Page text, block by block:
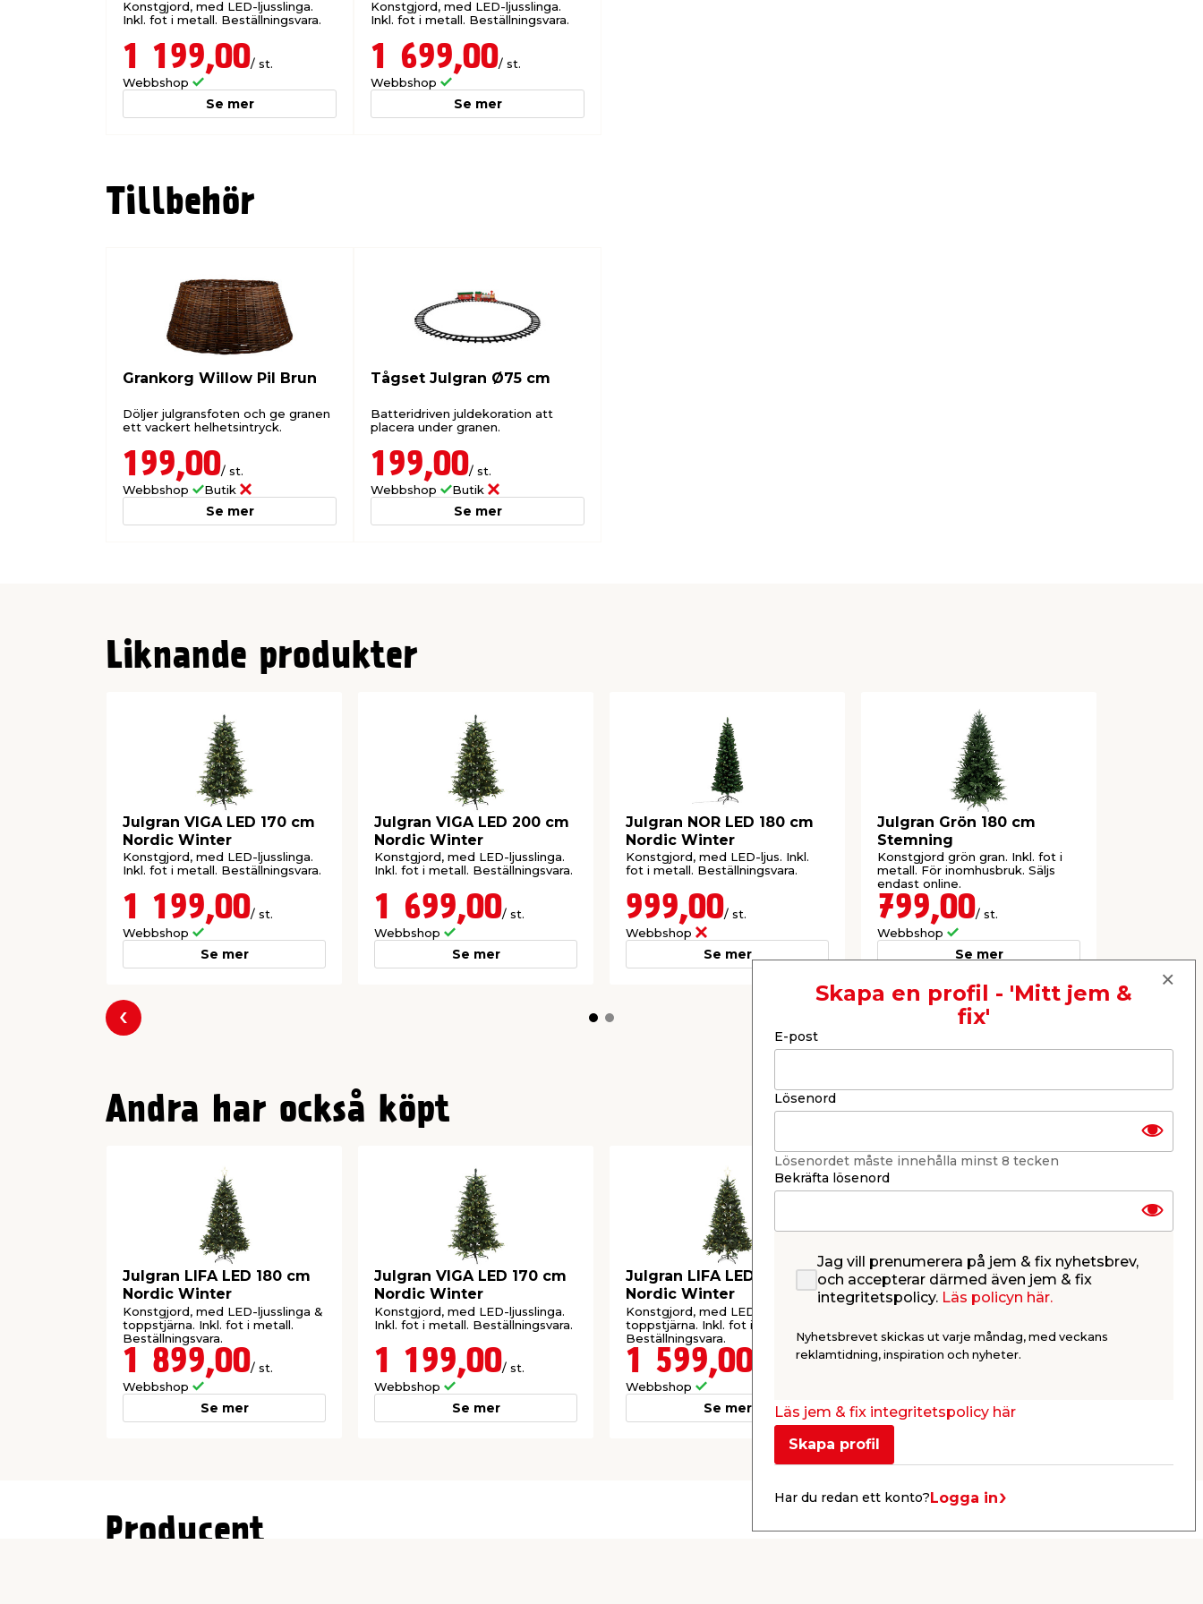
Användningsområde: Inomhus
Watt: 3,6W
Spänning: 230V
LED-lampor: 130 st
Färg: Grön
Antal grenar: 363 st
Konstgjord, med LED-ljusslinga.
Inkl. fot i metall. Beställningsvara.
1 199,00/ st.
Webbshop
Se mer
Konstgjord, med LED-ljusslinga.
Inkl. fot i metall. Beställningsvara.
1 699,00/ st.
Webbshop
Se mer
Tillbehör
Grankorg Willow Pil Brun
Döljer julgransfoten och ge granen
ett vackert helhetsintryck.
199,00/ st.
Webbshop
Butik
Se mer
Tågset Julgran Ø75 cm
Batteridriven juldekoration att
placera under granen.
199,00/ st.
Webbshop
Butik
Se mer
Liknande produkter
Julgran VIGA LED 170 cm
Nordic Winter
Konstgjord, med LED-ljusslinga.
Inkl. fot i metall. Beställningsvara.
1 199,00/ st.
Webbshop
Se mer
Julgran VIGA LED 200 cm
Nordic Winter
Konstgjord, med LED-ljusslinga.
Inkl. fot i metall. Beställningsvara.
1 699,00/ st.
Webbshop
Se mer
Julgran NOR LED 180 cm
Nordic Winter
Konstgjord, med LED-ljus. Inkl.
fot i metall. Beställningsvara.
999,00/ st.
Webbshop
Se mer
Julgran Grön 180 cm
Stemning
Konstgjord grön gran. Inkl. fot i
metall. För inomhusbruk. Säljs
endast online.
799,00/ st.
Webbshop
Se mer
Föregående
Andra har också köpt
Julgran LIFA LED 180 cm
Nordic Winter
Konstgjord, med LED-ljusslinga &
toppstjärna. Inkl. fot i metall.
Beställningsvara.
1 899,00/ st.
Webbshop
Se mer
Julgran VIGA LED 170 cm
Nordic Winter
Konstgjord, med LED-ljusslinga.
Inkl. fot i metall. Beställningsvara.
1 199,00/ st.
Webbshop
Se mer
Julgran LIFA LED 150 cm
Nordic Winter
Konstgjord, med LED-ljusslinga &
toppstjärna. Inkl. fot i metall.
Beställningsvara.
1 599,00
Webbshop
Se mer
Producent
Skapa en profil - 'Mitt jem &
fix'
E-post
Lösenord
Lösenordet måste innehålla minst 8 tecken
Bekräfta lösenord
Jag vill prenumerera på jem & fix nyhetsbrev,
och accepterar därmed även jem & fix
integritetspolicy. Läs policyn här.
Nyhetsbrevet skickas ut varje måndag, med veckans
reklamtidning, inspiration och nyheter.
Läs jem & fix integritetspolicy här
Skapa profil
Har du redan ett konto?Logga in